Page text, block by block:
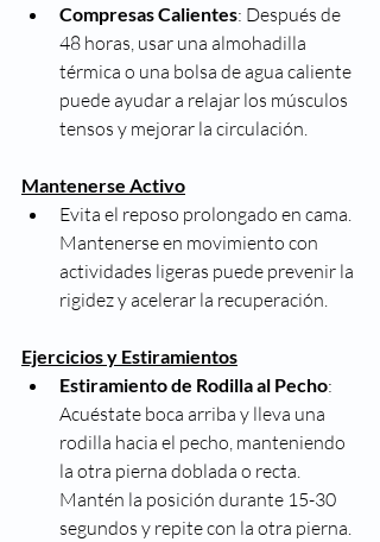
Compresas Calientes: Después de
48 horas, usar una almohadilla
térmica o una bolsa de agua caliente
puede ayudar a relajar los músculos
tensos y mejorar la circulación.
Mantenerse Activo
Evita el reposo prolongado en cama.
Mantenerse en movimiento con
actividades ligeras puede prevenir la
rigidez y acelerar la recuperación.
Ejercicios y Estiramientos
Estiramiento de Rodilla al Pecho:
Acuéstate boca arriba y lleva una
rodilla hacia el pecho, manteniendo
la otra pierna doblada o recta.
Mantén la posición durante 15-30
segundos y repite con la otra pierna.